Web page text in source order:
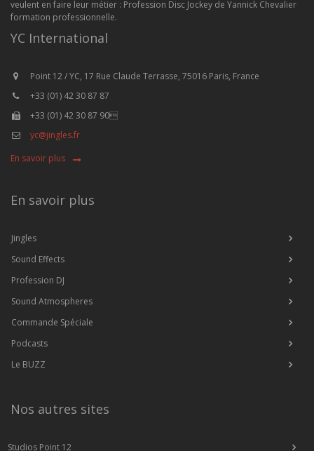
veulent en faire leur métier : Profession Disc Jockey de Yannick Chevalier
formation professionnelle.
YC International
Point 12 / YC, 17 Rue Claude Terrasse, 75016 Paris, France
+33 (01) 42 30 87 87
+33 (01) 42 30 87 90
yc@jingles.fr
En savoir plus
En savoir plus
Jingles
Sound Effects
Profession DJ
Sound Atmospheres
Commande Spéciale
Podcasts
Le BUZZ
Nos autres sites
Studios Point 12